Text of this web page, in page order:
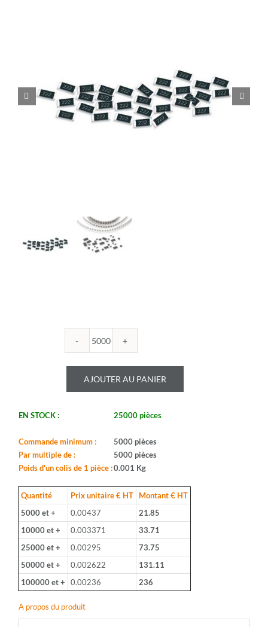
 
quantité
ROYALOHM
-
R1206B
Boitier:
1206
-
17,4Kohm
-
Tol.:
1%
-
Puis.:
1/4W-
S
-
-
AJOUTER AU PANIER
EN STOCK : 25000 pièces
Commande minimum :
5000 pièces
Par multiple de :
5000 pièces
Poids d'un colis de 1 pièce :0.001 Kg
Quantité Prix unitaire € HT
Montant € HT
5000 et +
0.00437
21.85
10000 et +
0.003371
33.71
25000 et +
0.00295
73.75
50000 et +
0.002622
131.11
100000 et +
0.00236 236
A propos du produit